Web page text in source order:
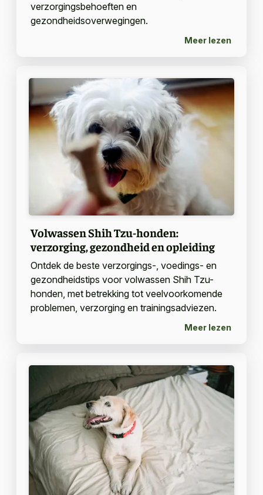
verzorgingsbehoeften en
gezondheidsoverwegingen.
Meer lezen
Volwassen Shih Tzu-honden:
verzorging, gezondheid en opleiding
Ontdek de beste verzorgings-, voedings- en
gezondheidstips voor volwassen Shih Tzu-
honden, met betrekking tot veelvoorkomende
problemen, verzorging en trainingsadviezen.
Meer lezen